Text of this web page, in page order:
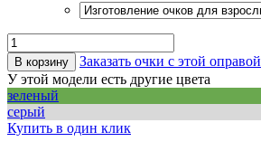
В корзину
Заказать очки с этой оправой
У этой модели есть другие цвета
зеленый
серый
Купить в один клик